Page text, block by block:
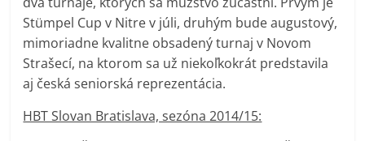
Stümpel Cup v Nitre v júli, druhým bude augustový,
mimoriadne kvalitne obsadený turnaj v Novom
Strašecí, na ktorom sa už niekoľkokrát predstavila
aj česká seniorská reprezentácia.
HBT Slovan Bratislava, sezóna 2014/15: